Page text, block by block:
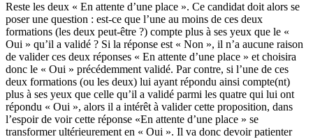
Reste les deux « En attente d’une place ». Ce candidat doit alors se
poser une question : est-ce que l’une au moins de ces deux
formations (les deux peut-être ?) compte plus à ses yeux que le «
Oui » qu’il a validé ? Si la réponse est « Non », il n’a aucune raison
de valider ces deux réponses « En attente d’une place » et choisira
donc le « Oui » précédemment validé. Par contre, si l’une de ces
deux formations (ou les deux) lui ayant répondu ainsi compte(nt)
plus à ses yeux que celle qu’il a validé parmi les quatre qui lui ont
répondu « Oui », alors il a intérêt à valider cette proposition, dans
l’espoir de voir cette réponse «En attente d’une place » se
transformer ultérieurement en « Oui ». Il va donc devoir patienter